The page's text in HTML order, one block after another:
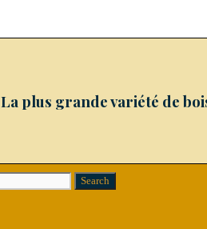
La plus grande variété de